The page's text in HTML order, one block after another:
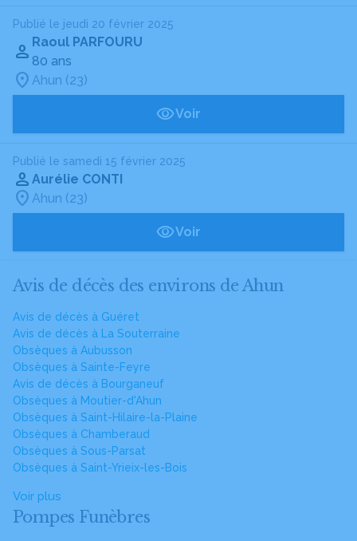
Publié le jeudi 20 février 2025
Raoul PARFOURU
80 ans
Ahun (23)
Voir
Publié le samedi 15 février 2025
Aurélie CONTI
Ahun (23)
Voir
Avis de décès des environs de Ahun
Avis de décès à Guéret
Avis de décès à La Souterraine
Obsèques à Aubusson
Obsèques à Sainte-Feyre
Avis de décès à Bourganeuf
Obsèques à Moutier-d'Ahun
Obsèques à Saint-Hilaire-la-Plaine
Obsèques à Chamberaud
Obsèques à Sous-Parsat
Obsèques à Saint-Yrieix-les-Bois
Voir plus
Pompes Funèbres